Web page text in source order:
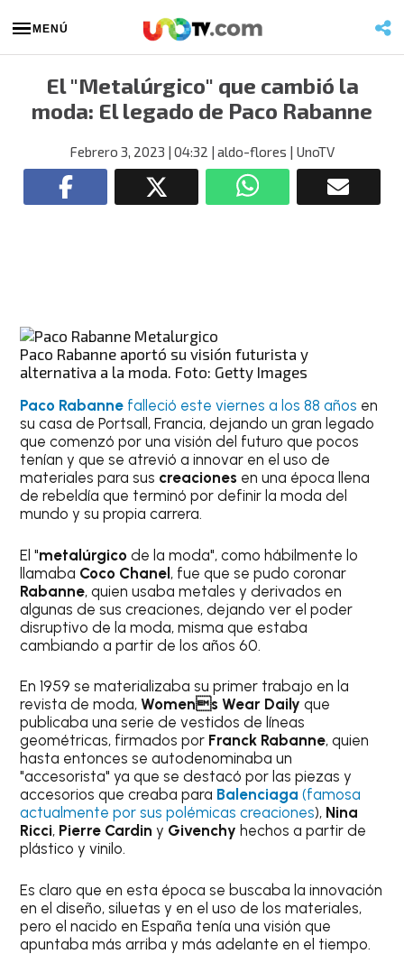
MENÚ
El "Metalúrgico" que cambió la
moda: El legado de Paco Rabanne
Febrero 3, 2023 | 04:32 | aldo-flores | UnoTV
Paco Rabanne aportó su visión futurista y
alternativa a la moda. Foto: Getty Images
Paco Rabanne falleció este viernes a los 88 años en
su casa de Portsall, Francia, dejando un gran legado
que comenzó por una visión del futuro que pocos
tenían y que se atrevió a innovar en el uso de
materiales para sus creaciones en una época llena
de rebeldía que terminó por definir la moda del
mundo y su propia carrera.
El "metalúrgicode la moda", como hábilmente lo
llamaba Coco Chanel, fue que se pudo coronar
Rabanne, quien usaba metales y derivados en
algunas de sus creaciones, dejando ver el poder
disruptivo de la moda, misma que estaba
cambiando a partir de los años 60.
En 1959 se materializaba su primer trabajo en la
revista de moda,Womens Wear Daily que
publicaba una serie de vestidos de líneas
geométricas, firmados por Franck Rabanne, quien
hasta entonces se autodenominaba un
"accesorista" ya que se destacó por las piezas y
accesorios que creaba para Balenciaga(famosa
actualmente por sus polémicas creaciones), Nina
Ricci, Pierre Cardin y Givenchy hechos a partir de
plástico y vinilo.
Es claro que en esta época se buscaba la innovación
en el diseño, siluetas y en el uso de los materiales,
pero el nacido en España tenía una visión que
apuntaba más arriba y más adelante en el tiempo.